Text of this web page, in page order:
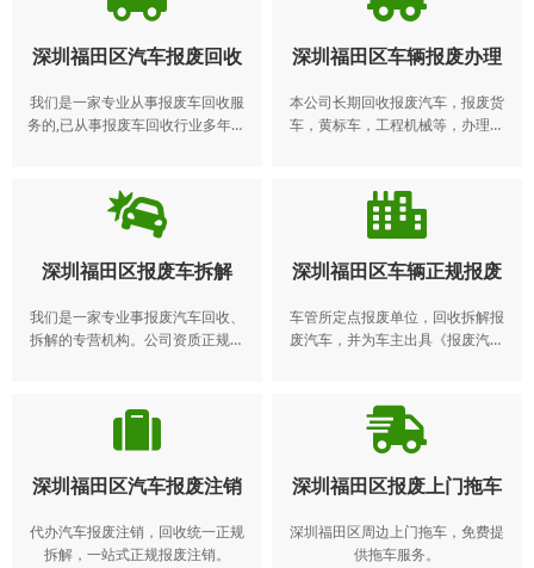
深圳福田区汽车报废回收
我们是一家专业从事报废车回收服
务的,已从事报废车回收行业多年。
报废车、报废车收购、报废车处理
深圳福田区车辆报废办理
本公司长期回收报废汽车，报废货
车，黄标车，工程机械等，办理本
交售给机动车回收企业，由机动车
回收企业将报废的机动车登记证
书、号牌、行驶证交公安机关交通
管理部门注销。机动车所有人逾期
不办理注销登记的，公安机关交通
管理部门应当公告该机动车登记证
书、号牌、行驶证作废。 报废电
话：4008-565-122
深圳福田区报废车拆解
我们是一家专业事报废汽车回收、
拆解的专营机构。公司资质正规，
深圳福田区车辆正规报废
车管所定点报废单位，回收拆解报
废汽车，并为车主出具《报废汽车
规定销售给有资质的流通企业，可
利用的报废汽车回用件在销售时标
明“报废汽车回用件”
深圳福田区汽车报废注销
代办汽车报废注销，回收统一正规
拆解，一站式正规报废注销。
深圳福田区报废上门拖车
深圳福田区周边上门拖车，免费提
供拖车服务。